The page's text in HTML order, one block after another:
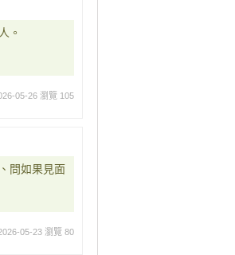
。
05-26 瀏覽 105
問如果見面
05-23 瀏覽 80